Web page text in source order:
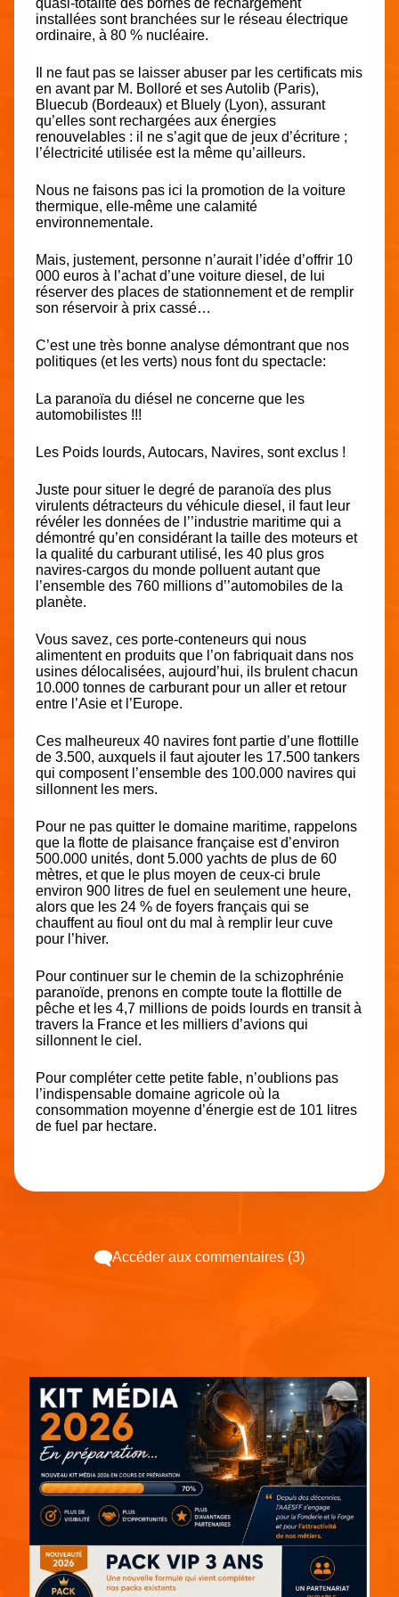
quasi-totalité des bornes de rechargement
installées sont branchées sur le réseau électrique
ordinaire, à 80 % nucléaire.
Il ne faut pas se laisser abuser par les certificats mis
en avant par M. Bolloré et ses Autolib (Paris),
Bluecub (Bordeaux) et Bluely (Lyon), assurant
qu’elles sont rechargées aux énergies
renouvelables : il ne s’agit que de jeux d’écriture ;
l’électricité utilisée est la même qu’ailleurs.
Nous ne faisons pas ici la promotion de la voiture
thermique, elle-même une calamité
environnementale.
Mais, justement, personne n’aurait l’idée d’offrir 10
000 euros à l’achat d’une voiture diesel, de lui
réserver des places de stationnement et de remplir
son réservoir à prix cassé…
C’est une très bonne analyse démontrant que nos
politiques (et les verts) nous font du spectacle:
La paranoïa du diésel ne concerne que les
automobilistes !!!
Les Poids lourds, Autocars, Navires, sont exclus !
Juste pour situer le degré de paranoïa des plus
virulents détracteurs du véhicule diesel, il faut leur
révéler les données de l’’industrie maritime qui a
démontré qu’en considérant la taille des moteurs et
la qualité du carburant utilisé, les 40 plus gros
navires-cargos du monde polluent autant que
l’ensemble des 760 millions d’’automobiles de la
planète.
Vous savez, ces porte-conteneurs qui nous
alimentent en produits que l’on fabriquait dans nos
usines délocalisées, aujourd’hui, ils brulent chacun
10.000 tonnes de carburant pour un aller et retour
entre l’Asie et l’Europe.
Ces malheureux 40 navires font partie d’une flottille
de 3.500, auxquels il faut ajouter les 17.500 tankers
qui composent l’ensemble des 100.000 navires qui
sillonnent les mers.
Pour ne pas quitter le domaine maritime, rappelons
que la flotte de plaisance française est d’environ
500.000 unités, dont 5.000 yachts de plus de 60
mètres, et que le plus moyen de ceux-ci brule
environ 900 litres de fuel en seulement une heure,
alors que les 24 % de foyers français qui se
chauffent au fioul ont du mal à remplir leur cuve
pour l’hiver.
Pour continuer sur le chemin de la schizophrénie
paranoïde, prenons en compte toute la flottille de
pêche et les 4,7 millions de poids lourds en transit à
travers la France et les milliers d’avions qui
sillonnent le ciel.
Pour compléter cette petite fable, n’oublions pas
l’indispensable domaine agricole où la
consommation moyenne d’énergie est de 101 litres
de fuel par hectare.
Accéder aux commentaires (3)